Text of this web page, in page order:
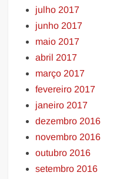
julho 2017
junho 2017
maio 2017
abril 2017
março 2017
fevereiro 2017
janeiro 2017
dezembro 2016
novembro 2016
outubro 2016
setembro 2016